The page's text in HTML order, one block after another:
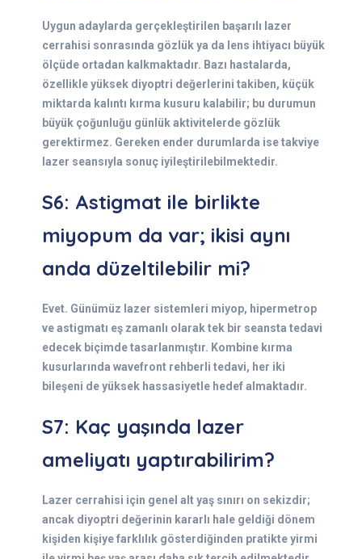
Uygun adaylarda gerçekleştirilen başarılı lazer
cerrahisi sonrasında gözlük ya da lens ihtiyacı büyük
ölçüde ortadan kalkmaktadır. Bazı hastalarda,
özellikle yüksek diyoptri değerlerini takiben, küçük
miktarda kalıntı kırma kusuru kalabilir; bu durumun
büyük çoğunluğu günlük aktivitelerde gözlük
gerektirmez. Gereken ender durumlarda ise takviye
lazer seansıyla sonuç iyileştirilebilmektedir.
S6: Astigmat ile birlikte
miyopum da var; ikisi aynı
anda düzeltilebilir mi?
Evet. Günümüz lazer sistemleri miyop, hipermetrop
ve astigmatı eş zamanlı olarak tek bir seansta tedavi
edecek biçimde tasarlanmıştır. Kombine kırma
kusurlarında wavefront rehberli tedavi, her iki
bileşeni de yüksek hassasiyetle hedef almaktadır.
S7: Kaç yaşında lazer
ameliyatı yaptırabilirim?
Lazer cerrahisi için genel alt yaş sınırı on sekizdir;
ancak diyoptri değerinin kararlı hale geldiği dönem
kişiden kişiye farklılık gösterdiğinden pratikte yirmi